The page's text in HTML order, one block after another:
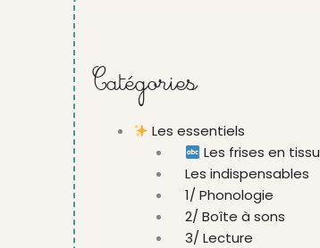
Catégories
Les essentiels
Les frises en tissu
Les indispensables
1/ Phonologie
2/ Boîte à sons
3/ Lecture